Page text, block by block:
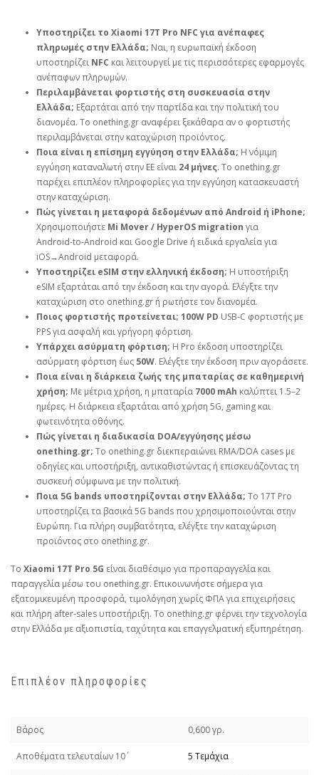
Υποστηρίζει το Xiaomi 17T Pro NFC για ανέπαφες
πληρωμές στην Ελλάδα; Ναι, η ευρωπαϊκή έκδοση
υποστηρίζει NFC και λειτουργεί με τις περισσότερες εφαρμογές
ανέπαφων πληρωμών.
Περιλαμβάνεται φορτιστής στη συσκευασία στην
Ελλάδα; Εξαρτάται από την παρτίδα και την πολιτική του
διανομέα. Το onething.gr αναφέρει ξεκάθαρα αν ο φορτιστής
περιλαμβάνεται στην καταχώριση προϊόντος.
Ποια είναι η επίσημη εγγύηση στην Ελλάδα; Η νόμιμη
εγγύηση καταναλωτή στην ΕΕ είναι 24 μήνες. Το onething.gr
παρέχει επιπλέον πληροφορίες για την εγγύηση κατασκευαστή
στην καταχώριση.
Πώς γίνεται η μεταφορά δεδομένων από Android ή iPhone;
Χρησιμοποιήστε Mi Mover / HyperOS migration για
Android‑to‑Android και Google Drive ή ειδικά εργαλεία για
iOS→Android μεταφορά.
Υποστηρίζει eSIM στην ελληνική έκδοση; Η υποστήριξη
eSIM εξαρτάται από την έκδοση και την αγορά. Ελέγξτε την
καταχώριση στο onething.gr ή ρωτήστε τον διανομέα.
Ποιος φορτιστής προτείνεται; 100W PD USB‑C φορτιστής με
PPS για ασφαλή και γρήγορη φόρτιση.
Υπάρχει ασύρματη φόρτιση; Η Pro έκδοση υποστηρίζει
ασύρματη φόρτιση έως 50W. Ελέγξτε την έκδοση πριν αγοράσετε.
Ποια είναι η διάρκεια ζωής της μπαταρίας σε καθημερινή
χρήση; Με μέτρια χρήση, η μπαταρία 7000 mAh καλύπτει 1.5–2
ημέρες. Η διάρκεια εξαρτάται από χρήση 5G, gaming και
φωτεινότητα οθόνης.
Πώς γίνεται η διαδικασία DOA/εγγύησης μέσω
onething.gr; Το onething.gr διεκπεραιώνει RMA/DOA cases με
οδηγίες και υποστήριξη, αντικαθιστώντας ή επισκευάζοντας τη
συσκευή σύμφωνα με την πολιτική.
Ποια 5G bands υποστηρίζονται στην Ελλάδα; Το 17T Pro
υποστηρίζει τα βασικά 5G bands που χρησιμοποιούνται στην
Ευρώπη. Για πλήρη συμβατότητα, ελέγξτε την καταχώριση
προϊόντος στο onething.gr.
Το Xiaomi 17T Pro 5G είναι διαθέσιμο για προπαραγγελία και
παραγγελία μέσω του onething.gr. Επικοινωνήστε σήμερα για
εξατομικευμένη προσφορά, τιμολόγηση χωρίς ΦΠΑ για επιχειρήσεις
και πλήρη after‑sales υποστήριξη. Το onething.gr φέρνει την τεχνολογία
στην Ελλάδα με αξιοπιστία, ταχύτητα και επαγγελματική εξυπηρέτηση.
Επιπλέον πληροφορίες
Βάρος 0,600 γρ.
Απoθέματα τελευταίων 10΄ 5 Τεμάχια